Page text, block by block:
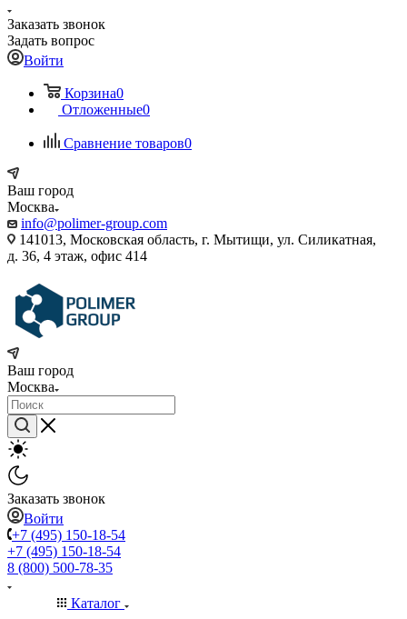
Заказать звонок
Задать вопрос
Войти
Корзина0
Отложенные0
Сравнение товаров0
Ваш город
Москва
info@polimer-group.com
141013, Московская область, г. Мытищи, ул. Силикатная,
д. 36, 4 этаж, офис 414
Ваш город
Москва
Заказать звонок
Войти
+7 (495) 150-18-54
+7 (495) 150-18-54
8 (800) 500-78-35
Каталог